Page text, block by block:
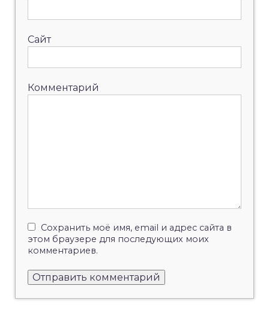
Сайт
Комментарий
Сохранить моё имя, email и адрес сайта в
этом браузере для последующих моих
комментариев.